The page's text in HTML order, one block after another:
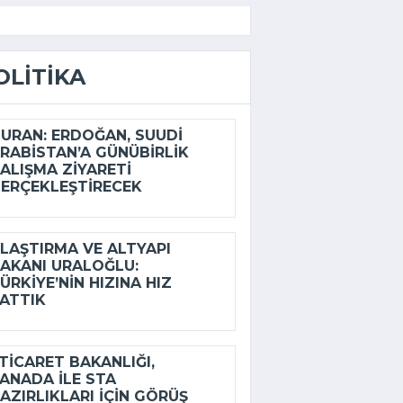
ERDOĞAN, SUUDI
GÜNÜBIRLIK
ZIYARETI
VE ALTYAPI
URALOĞLU:
HIZINA HIZ
BAKANLIĞI,
ILE STA
IÇIN GÖRÜŞ